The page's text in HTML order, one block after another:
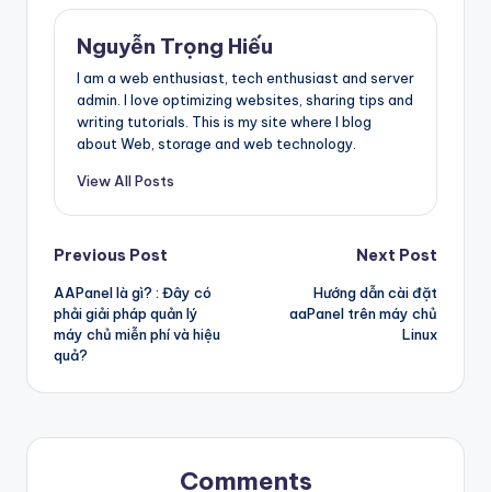
Nguyễn Trọng Hiếu
I am a web enthusiast, tech enthusiast and server
admin. I love optimizing websites, sharing tips and
writing tutorials. This is my site where I blog
about Web, storage and web technology.
View All Posts
Post
navigation
Previous Post
AAPanel là gì? : Đây có
phải giải pháp quản lý
máy chủ miễn phí và hiệu
quả?
Next Post
Hướng dẫn cài đặt
aaPanel trên máy chủ
Linux
Comments